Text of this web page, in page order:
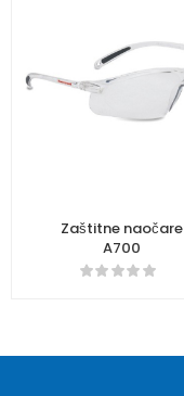
Zaštitne naočare
A700